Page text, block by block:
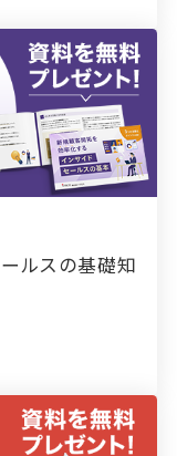
ルスの基礎知